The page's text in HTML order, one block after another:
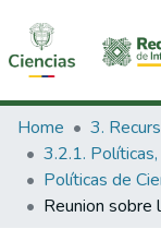
Communities &
All of DSpace
Statistics
Home